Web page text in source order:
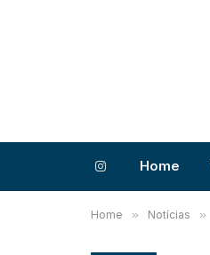
InstagramHome
Home » Notícias »